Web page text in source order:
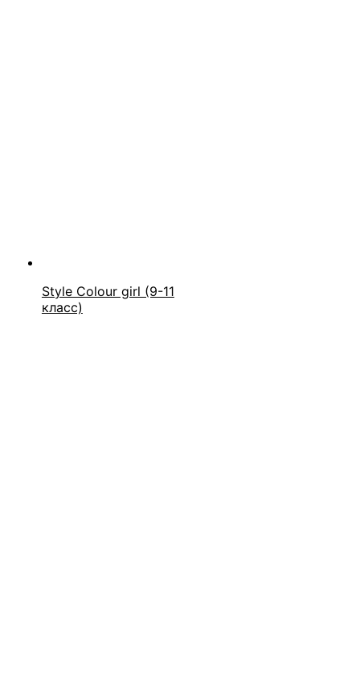
Style Colour girl (9-11
класс)